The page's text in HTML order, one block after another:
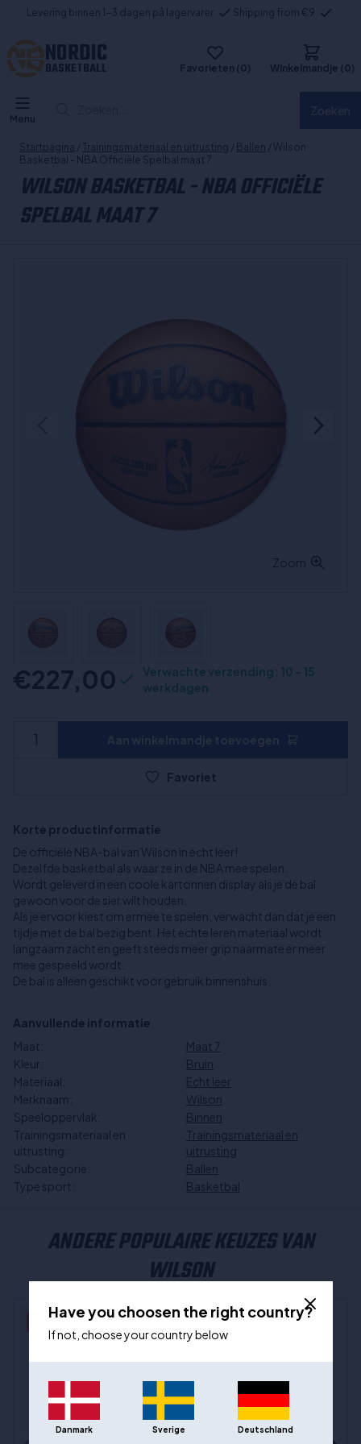
Levering binnen 1-3 dagen på lagervarer Shipping from €9
NORDIC
BASKETBALL Favorieten (0) Winkelmandje (0)
Menu
Startpagina / Trainingsmateriaal en uitrusting / Ballen / Wilson
Basketbal - NBA Officiële Spelbal maat 7
WILSON BASKETBAL - NBA OFFICIËLE
SPELBAL MAAT 7
Zoom
€227,00
Verwachte verzending: 10 - 15
werkdagen
Favoriet
Korte productinformatie
De officiële NBA-bal van Wilson in echt leer!
Dezelfde basketbal als waar ze in de NBA mee spelen.
Wordt geleverd in een coole kartonnen display als je de bal
gewoon voor de sier wilt houden.
Als je ervoor kiest om ermee te spelen, verwacht dan dat je een
tijdje met de bal bezig bent. Het echte leren materiaal wordt
langzaam zacht en geeft steeds meer grip naarmate er meer
mee gespeeld wordt.
De bal is alleen geschikt voor gebruik binnenshuis.
Aanvullende informatie
Maat:
Maat 7
Kleur:
Bruin
Materiaal:
Echt leer
Merknaam:
Wilson
Speeloppervlak:
Binnen
Trainingsmateriaal en
uitrusting:
Trainingsmateriaal en
uitrusting
Subcategorie:
Ballen
Type sport:
Basketbal
ANDERE POPULAIRE KEUZES VAN
WILSON
Have you choosen the right country?
If not, choose your country below
Danmark Sverige Deutschland